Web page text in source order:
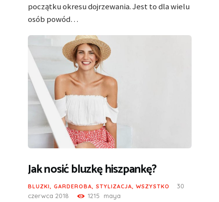
początku okresu dojrzewania. Jest to dla wielu
osób powód…
Jak nosić bluzkę hiszpankę?
BLUZKI, GARDEROBA, STYLIZACJA, WSZYSTKO
30
czerwca 2018
1215 maya